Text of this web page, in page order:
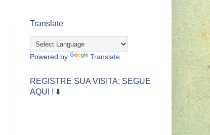
Translate
Powered by Translate
REGISTRE SUA VISITA: SEGUE
AQUI ! ⬇️